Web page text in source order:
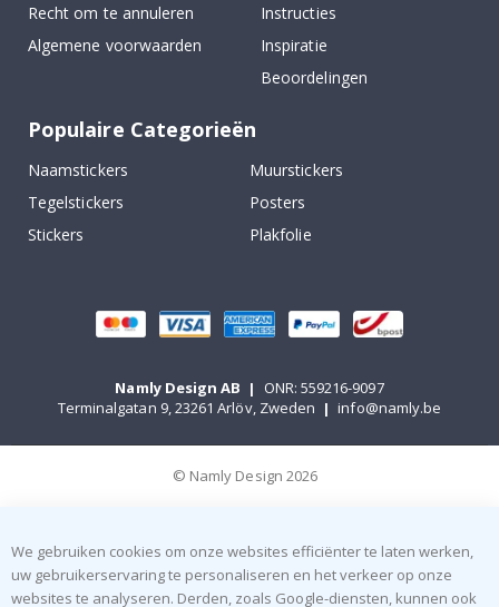
Recht om te annuleren
Algemene voorwaarden
Instructies
Inspiratie
Beoordelingen
Populaire Categorieën
Naamstickers
Muurstickers
Tegelstickers
Posters
Stickers
Plakfolie
Namly Design AB |
ONR: 559216-9097
Terminalgatan 9, 23261 Arlöv, Zweden | info@namly.be
© Namly Design 2026
We gebruiken cookies om onze websites efficiënter te laten werken,
uw gebruikerservaring te personaliseren en het verkeer op onze
websites te analyseren. Derden, zoals Google-diensten, kunnen ook